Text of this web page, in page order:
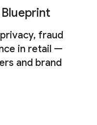
fraud
in retail —
and brand